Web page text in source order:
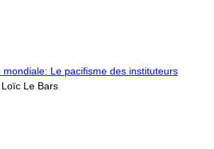
mondiale: Le pacifisme des instituteurs
Loïc Le Bars